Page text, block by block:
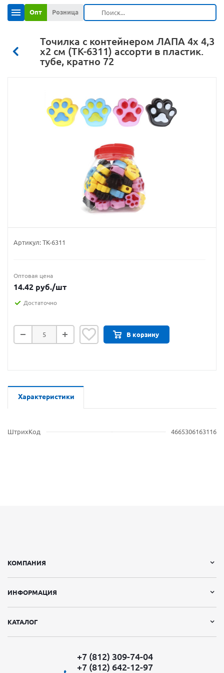
Опт Розница
Точилка с контейнером ЛАПА 4х 4,3
х2 см (ТК-6311) ассорти в пластик.
тубе, кратно 72
Артикул: ТК-6311
Оптовая цена
14.42 руб./шт
Достаточно
В корзину
Характеристики
ШтрихКод 4665306163116
КОМПАНИЯ
ИНФОРМАЦИЯ
КАТАЛОГ
+7 (812) 309-74-04
+7 (812) 642-12-97